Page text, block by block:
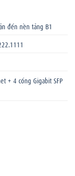
đến nền tảng B1
+ 4 cổng Gigabit SFP